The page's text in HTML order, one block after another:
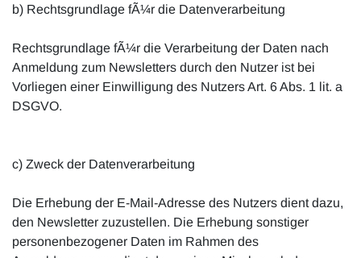
b) Rechtsgrundlage fÃ¼r die Datenverarbeitung
Rechtsgrundlage fÃ¼r die Verarbeitung der Daten nach
Anmeldung zum Newsletters durch den Nutzer ist bei
Vorliegen einer Einwilligung des Nutzers Art. 6 Abs. 1 lit. a
DSGVO.
c) Zweck der Datenverarbeitung
Die Erhebung der E-Mail-Adresse des Nutzers dient dazu,
den Newsletter zuzustellen. Die Erhebung sonstiger
personenbezogener Daten im Rahmen des